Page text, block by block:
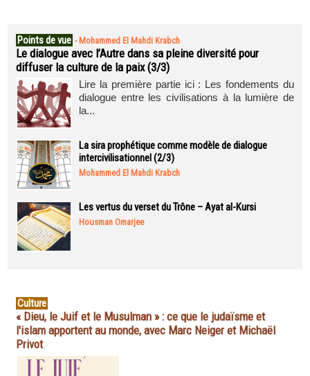
Points de vue - Mohammed El Mahdi Krabch
Le dialogue avec l’Autre dans sa pleine diversité pour
diffuser la culture de la paix (3/3)
Lire la première partie ici : Les fondements du
dialogue entre les civilisations à la lumière de
la...
La sira prophétique comme modèle de dialogue
intercivilisationnel (2/3)
Mohammed El Mahdi Krabch
Les vertus du verset du Trône – Ayat al-Kursi
Housman Omarjee
Culture
« Dieu, le Juif et le Musulman » : ce que le judaïsme et
l'islam apportent au monde, avec Marc Neiger et Michaël
Privot